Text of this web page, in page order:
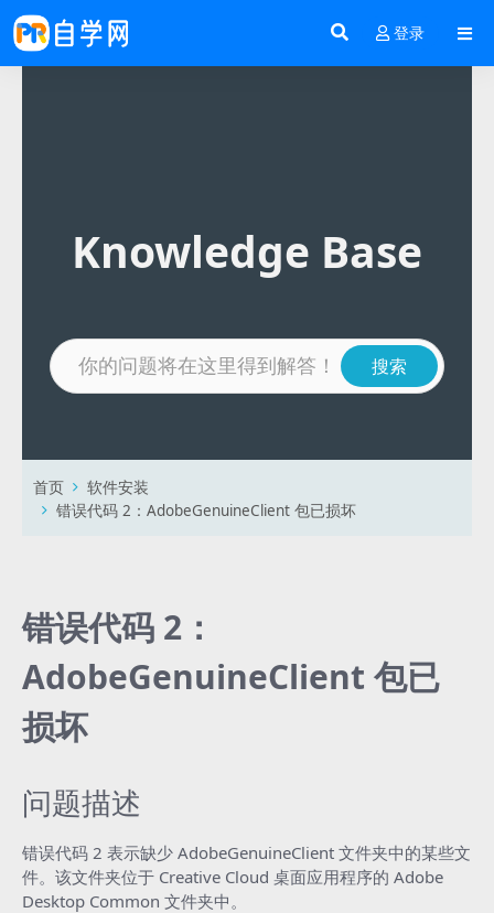
登录
Knowledge Base
首页
软件安装
错误代码 2：AdobeGenuineClient 包已损坏
错误代码 2：
AdobeGenuineClient 包已
损坏
问题描述
错误代码 2 表示缺少 AdobeGenuineClient 文件夹中的某些文
件。该文件夹位于 Creative Cloud 桌面应用程序的 Adobe
Desktop Common 文件夹中。